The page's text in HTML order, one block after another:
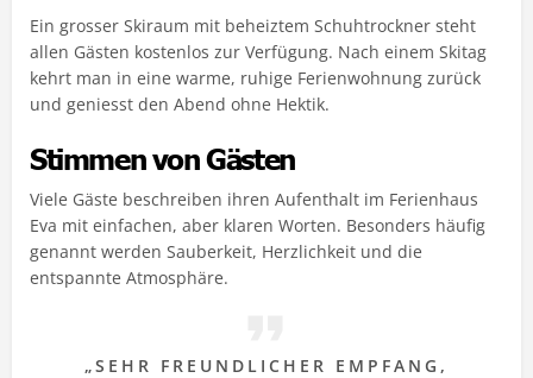
Ein grosser Skiraum mit beheiztem Schuhtrockner steht
allen Gästen kostenlos zur Verfügung. Nach einem Skitag
kehrt man in eine warme, ruhige Ferienwohnung zurück
und geniesst den Abend ohne Hektik.
Stimmen von Gästen
Viele Gäste beschreiben ihren Aufenthalt im Ferienhaus
Eva mit einfachen, aber klaren Worten. Besonders häufig
genannt werden Sauberkeit, Herzlichkeit und die
entspannte Atmosphäre.
„SEHR FREUNDLICHER EMPFANG,